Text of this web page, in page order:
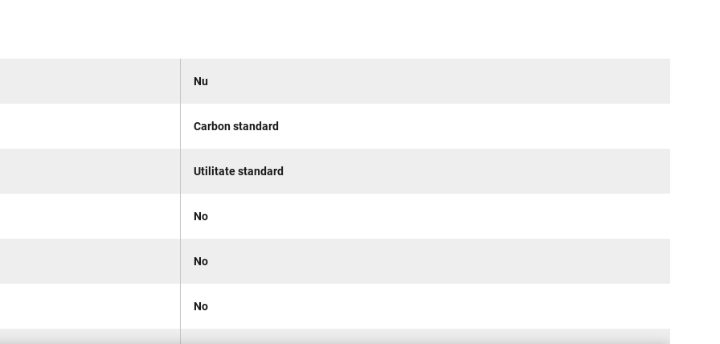
Nu
Carbon standard
Utilitate standard
No
No
No